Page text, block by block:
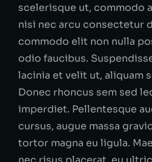
scelerisque ut, commodo
nisi nec arcu consectetur
commodo elit non nulla
odio faucibus.
lacinia et velit ut, aliquam
Donec rhoncus sem sed
imperdiet. Pellentesque
cursus, augue massa
tortor magna eu ligula.